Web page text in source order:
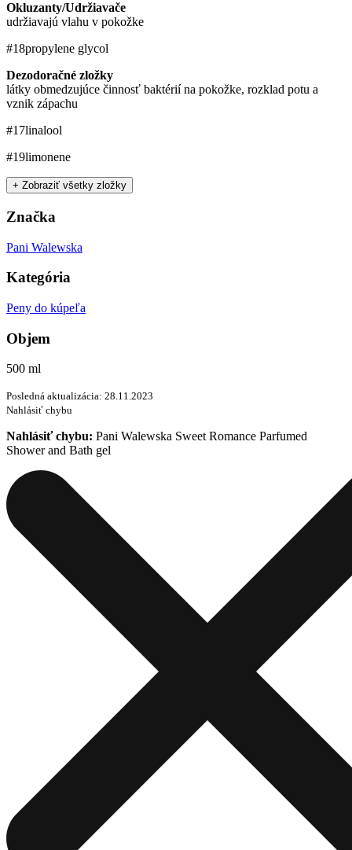
Okluzanty/Udržiavače
udržiavajú vlahu v pokožke
#18propylene glycol
Dezodoračné zložky
látky obmedzujúce činnosť baktérií na pokožke, rozklad potu a
vznik zápachu
#17linalool
#19limonene
+ Zobraziť všetky zložky
Značka
Pani Walewska
Kategória
Peny do kúpeľa
Objem
500 ml
Posledná aktualizácia: 28.11.2023
Nahlásiť chybu
Nahlásiť chybu: Pani Walewska Sweet Romance Parfumed
Shower and Bath gel